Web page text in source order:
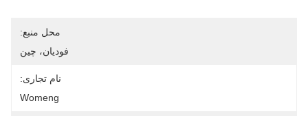
محل منبع:
فودیان، چین
نام تجاری:
Womeng